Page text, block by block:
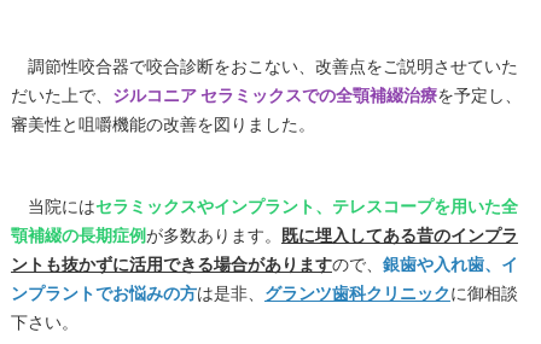
調節性咬合器で咬合診断をおこない、改善点をご説明させていた
だいた上で、 ジルコニア セラミックスでの全顎補綴治療を予定し、
審美性と咀嚼機能の改善を図りました。
当院にはセラミックスやインプラント、テレスコープを用いた全
顎補綴の長期症例が多数あります。 既に埋入してある昔のインプラ
ントも抜かずに活用できる場合がありますので、 銀歯や入れ歯、イ
ンプラントでお悩みの方は是非、 グランツ歯科クリニックに御相談
下さい。